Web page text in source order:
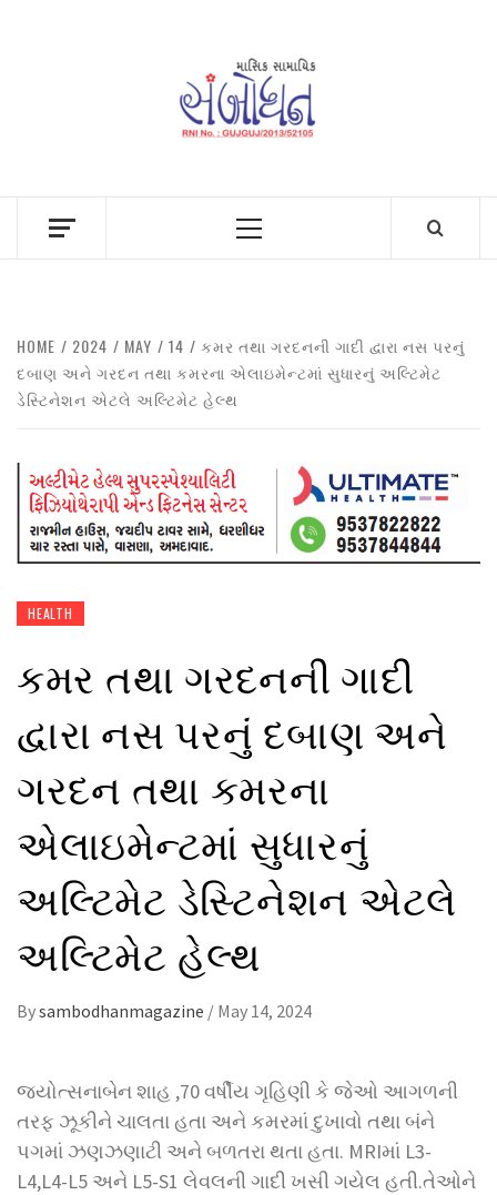
Primary
HOME 2024 MAY 14
કમર તથા ગરદનની ગાદી દ્વારા નસ પરનું
દબાણ અને ગરદન તથા કમરના એલાઇમેન્ટમાં સુધારનું અલ્ટિમેટ
ડેસ્ટિનેશન એટલે અલ્ટિમેટ હેલ્થ
HEALTH
કમર તથા ગરદનની ગાદી
દ્વારા નસ પરનું દબાણ અને
ગરદન તથા કમરના
એલાઇમેન્ટમાં સુધારનું
અલ્ટિમેટ ડેસ્ટિનેશન એટલે
અલ્ટિમેટ હેલ્થ
Bysambodhanmagazine / May 14, 2024
જ્યોત્સનાબેન શાહ ,70 વર્ષીય ગૃહિણી કે જેઓ આગળની
તરફ ઝૂકીને ચાલતા હતા અને કમરમાં દુખાવો તથા બંને
પગમાં ઝણઝણાટી અને બળતરા થતા હતા. MRIમાં L3-
L4,L4-L5 અને L5-S1 લેવલની ગાદી ખસી ગયેલ હતી.તેઓને